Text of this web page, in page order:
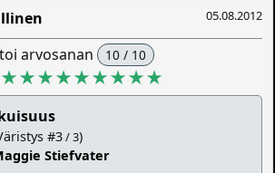
05.08.2012
arvosanan 10 / 10
#3/ 3)
Stiefvater